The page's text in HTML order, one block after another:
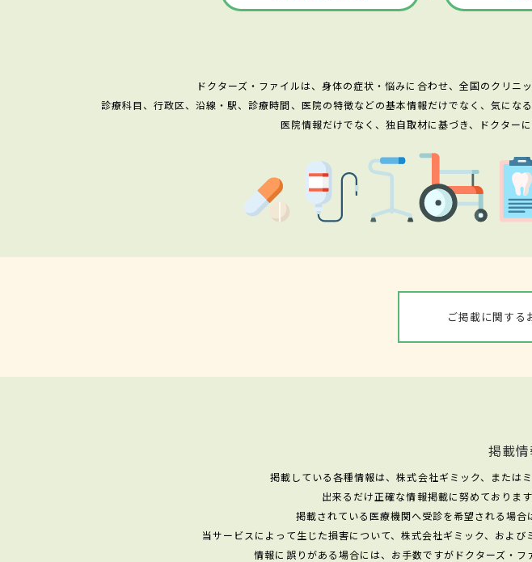
ドクターズ・ファイルは、身体の症状・悩みに合わせ、全国のクリニ
診療科目、行政区、沿線・駅、診療時間、医院の特徴などの基本情報だけでなく、気にな
医院情報だけでなく、独自取材に基づき、ドクター
ご掲載に関する
掲載
掲載している各種情報は、株式会社ギミック、または
出来るだけ正確な情報掲載に努めておりま
掲載されている医療機関へ受診を希望される場
当サービスによって生じた損害について、株式会社ギミック、およ
情報に誤りがある場合には、お手数ですがドクターズ・